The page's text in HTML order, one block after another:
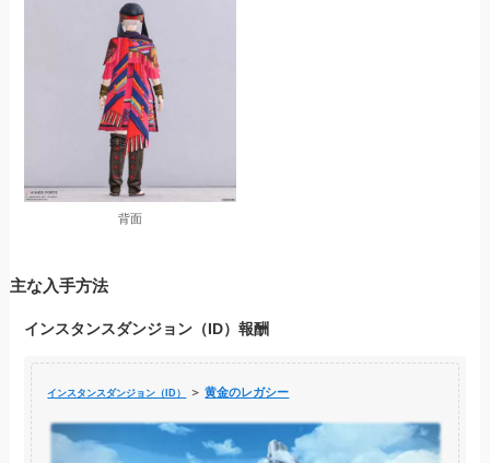
背面
主な入手方法
インスタンスダンジョン（ID）報酬
インスタンスダンジョン（ID） ＞黄金のレガシー